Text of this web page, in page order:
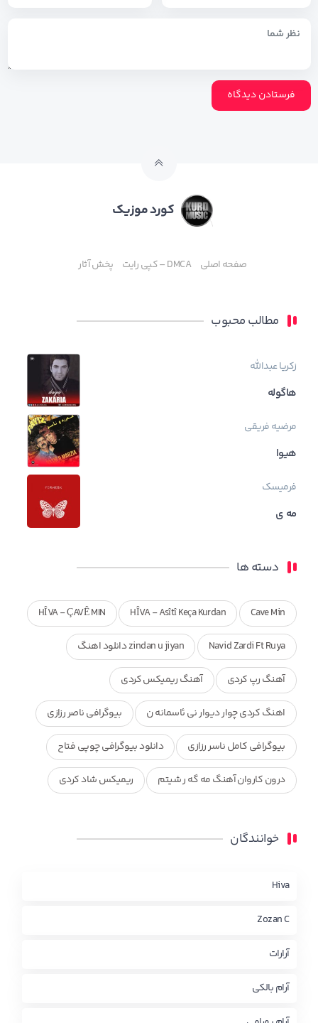
کورد موزیک
صفحه اصلی DMCA – کپی رایت پخش آثار
مطالب محبوب
زکریا عبدالله
هاگوله
مرضیه فریقی
هیوا
فرمیسک
مه ی
دسته ها
Cave Min
HÎVA - Asîtî Keça Kurdan
HÎVA - ÇAVÊ MIN
Navid Zardi Ft Ruya zindan u jiyan دانلود اهنگ
آهنگ رپ کردی آهنگ ریمیکس کردی
اهنگ کردی چوار دیوار نی ئاسمانه ن بیوگرافی ناصر رزازی
بیوگرافی کامل ناسر رزازی دانلود بیوگرافی چوپی فتاح
درون کاروان آهنگ مه گه ر شیتم ریمیکس شاد کردی
محمد جزا
چاو من
خوانندگان
Hiva
Zozan C
آرارات
آرام بالکی